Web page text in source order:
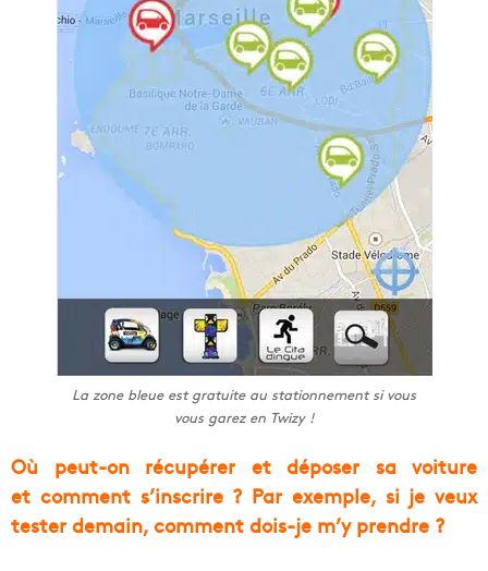
La zone bleue est gratuite au stationnement si vous
vous garez en Twizy !
Où peut-on récupérer et déposer sa voiture
et comment s’inscrire ? Par exemple, si je veux
tester demain, comment dois-je m’y prendre ?